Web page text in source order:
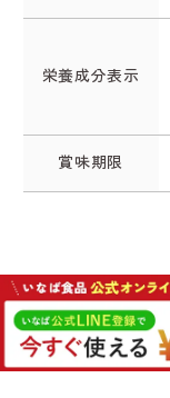
栄養成分表示
賞味期限